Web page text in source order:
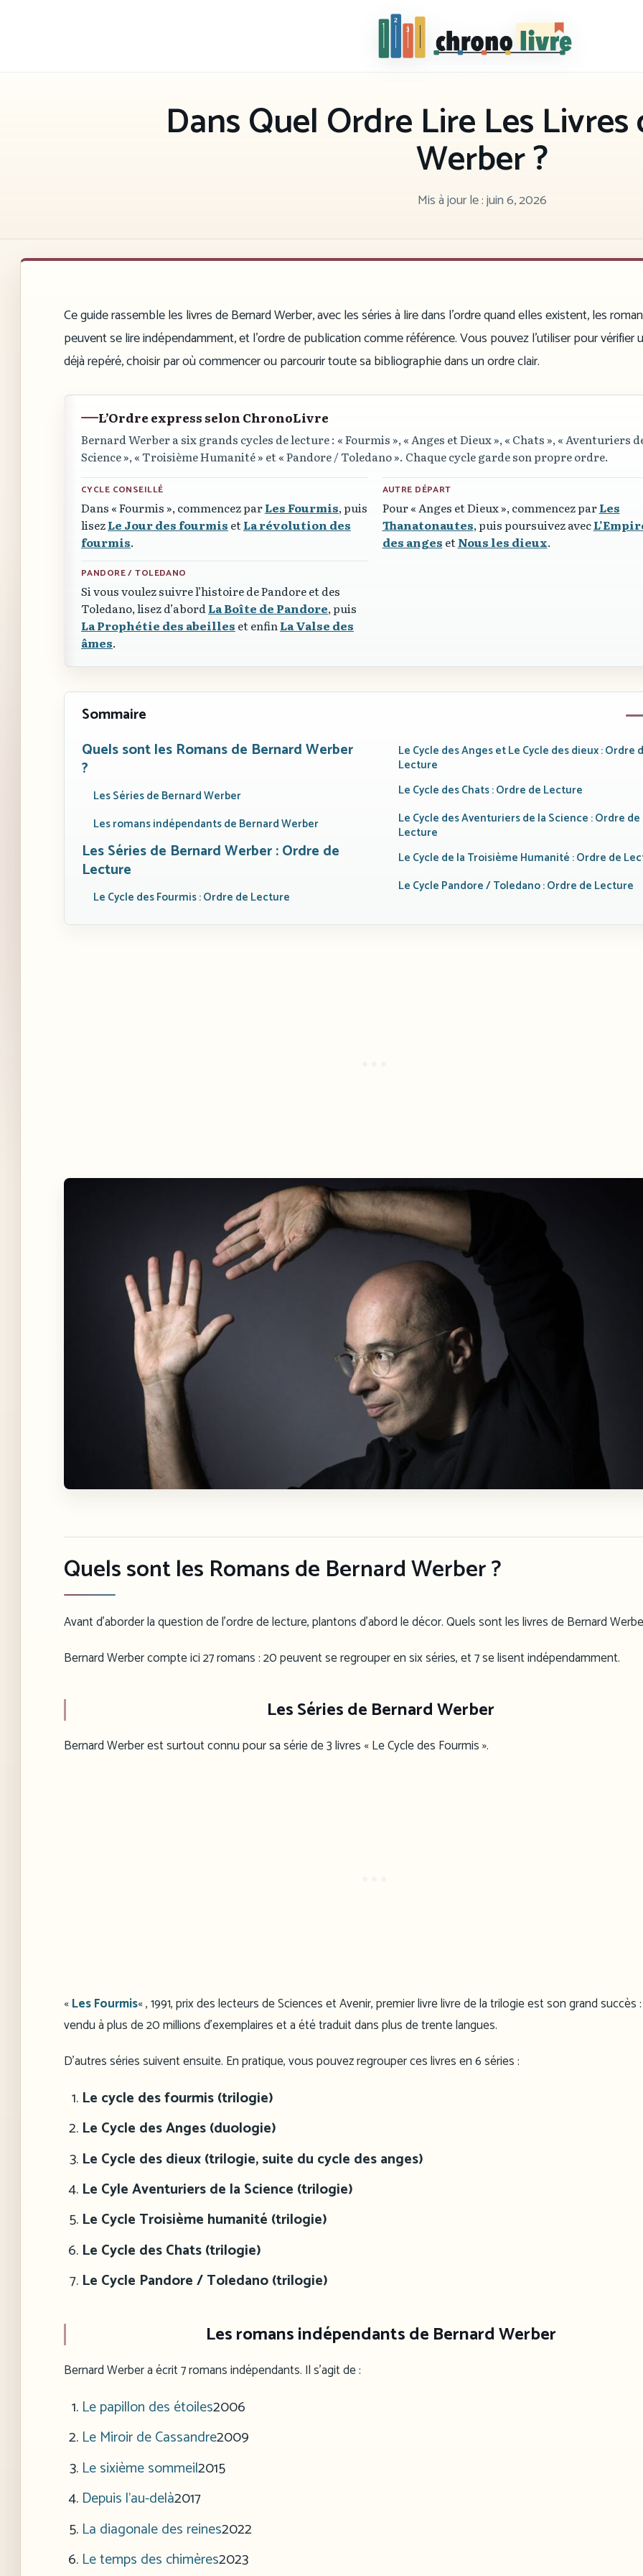
Chronolivre
Dans Quel Ordre Lire Les
Werber ?
Mis à jour le :juin 6, 2026
Ce guide rassemble les livres de Bernard Werber, avec les séries à lire dans l’ordre quand elles existent, les
peuvent se lire indépendamment, et l’ordre de publication comme référence. Vous pouvez l’utiliser pour vérifier
déjà repéré, choisir par où commencer ou parcourir toute sa bibliographie dans un ordre clair.
L’Ordre express selon ChronoLivre
Bernard Werber a six grands cycles de lecture : « Fourmis »,« Anges et Dieux »,« Chats »,« Aventuriers
Science »,« Troisième Humanité » et« Pandore / Toledano ». Chaque cycle garde son propre ordre.
CYCLE CONSEILLÉ
Dans « Fourmis », commencez parLes Fourmis, puis
lisezLe Jour des fourmis etLa révolution des
fourmis.
AUTRE DÉPART
Pour« Anges et Dieux », commencez parLes
Thanatonautes, puis poursuivez avec
des anges etNous les dieux.
PANDORE / TOLEDANO
Si vous voulez suivre l’histoire de Pandore et des
Toledano, lisez d’abordLa Boîte de Pandore, puis
La Prophétie des abeilles et enfinLa Valse des
âmes.
Sommaire
Quels sont les Romans de Bernard Werber
?
Les Séries de Bernard Werber
Les romans indépendants de Bernard Werber
Les Séries de Bernard Werber : Ordre de
Lecture
Le Cycle des Fourmis : Ordre de Lecture
Le Cycle des Anges et Le Cycle des dieux : Ordre
Lecture
Le Cycle des Chats : Ordre de Lecture
Le Cycle des Aventuriers de la Science : Ordre de
Lecture
Le Cycle de la Troisième Humanité : Ordre de
Le Cycle Pandore / Toledano : Ordre de Lecture
Quels sont les Romans de Bernard Werber ?
Avant d’aborder la question de l’ordre de lecture, plantons d’abord le décor. Quels sont les livres de Bernard
Bernard Werber compte ici 27 romans : 20 peuvent se regrouper en six séries, et 7 se lisent indépendamment.
Les Séries de Bernard Werber
Bernard Werber est surtout connu pour sa série de 3 livres « Le Cycle des Fourmis ».
«Les Fourmis« , 1991, prix des lecteurs de Sciences et Avenir, premier livre livre de la trilogie est son grand succès :
vendu à plus de 20 millions d’exemplaires et a été traduit dans plus de trente langues.
D’autres séries suivent ensuite. En pratique, vous pouvez regrouper ces livres en 6 séries :
Le cycle des fourmis (trilogie)
Le Cycle des Anges (duologie)
Le Cycle des dieux (trilogie, suite du cycle des anges)
Le Cyle Aventuriers de la Science (trilogie)
Le Cycle Troisième humanité (trilogie)
Le Cycle des Chats (trilogie)
Le Cycle Pandore / Toledano (trilogie)
Les romans indépendants de Bernard Werber
Bernard Werber a écrit 7 romans indépendants. Il s’agit de :
Le papillon des étoiles2006
Le Miroir de Cassandre2009
Le sixième sommeil2015
Depuis l’au-delà2017
La diagonale des reines2022
Le temps des chimères2023